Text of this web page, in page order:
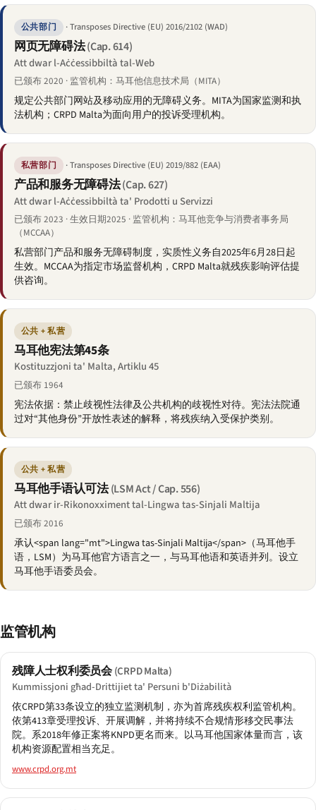
公共部门 · Transposes Directive (EU) 2016/2102 (WAD)
网页无障碍法(Cap. 614)
Att dwar l-Aċċessibbiltà tal-Web
已颁布 2020 · 监管机构：马耳他信息技术局（MITA）
规定公共部门网站及移动应用的无障碍义务。MITA为国家监测和执
法机构；CRPD Malta为面向用户的投诉受理机构。
私营部门 · Transposes Directive (EU) 2019/882 (EAA)
产品和服务无障碍法(Cap. 627)
Att dwar l-Aċċessibbiltà ta' Prodotti u Servizzi
已颁布 2023 · 生效日期2025 · 监管机构：马耳他竞争与消费者事务局
（MCCAA）
私营部门产品和服务无障碍制度，实质性义务自2025年6月28日起
生效。MCCAA为指定市场监督机构，CRPD Malta就残疾影响评估提
供咨询。
公共 + 私营
马耳他宪法第45条
Kostituzzjoni ta' Malta, Artiklu 45
已颁布 1964
宪法依据：禁止歧视性法律及公共机构的歧视性对待。宪法法院通
过对“其他身份”开放性表述的解释，将残疾纳入受保护类别。
公共 + 私营
马耳他手语认可法(LSM Act / Cap. 556)
Att dwar ir-Rikonoxximent tal-Lingwa tas-Sinjali Maltija
已颁布 2016
承认<span lang="mt">Lingwa tas-Sinjali Maltija</span>（马耳他手
语，LSM）为马耳他官方语言之一，与马耳他语和英语并列。设立
马耳他手语委员会。
监管机构
残障人士权利委员会(CRPD Malta)
Kummissjoni għad-Drittijiet ta' Persuni b'Diżabilità
依CRPD第33条设立的独立监测机制，亦为首席残疾权利监管机构。
依第413章受理投诉、开展调解，并将持续不合规情形移交民事法
院。系2018年修正案将KNPD更名而来。以马耳他国家体量而言，该
机构资源配置相当充足。
www.crpd.org.mt